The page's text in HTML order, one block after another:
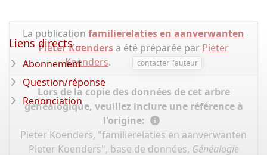
La publication familierelaties en aanverwanten
Pieter Koenders a été préparée par Pieter
Koenders. contacter l'auteur
Lors de la copie des données de cet arbre
généalogique, veuillez inclure une référence à
l'origine:
Pieter Koenders, "familierelaties en aanverwanten
Pieter Koenders", base de données, Généalogie
Liens directs ...
Abonnement
Question/réponse
Renonciation